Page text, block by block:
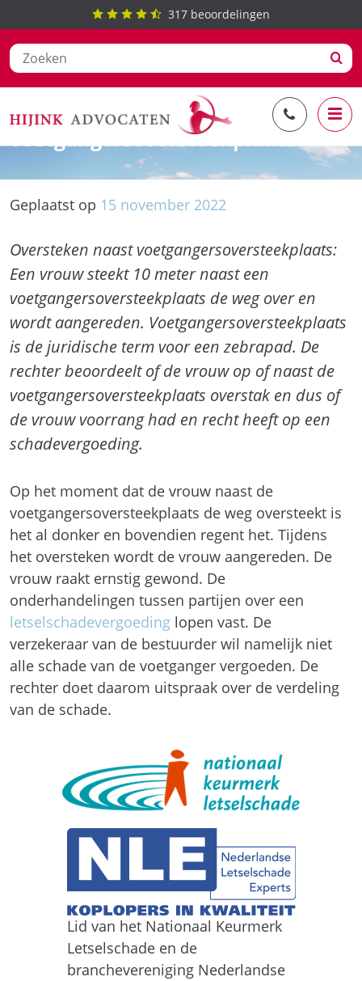
naar
de
317 beoordelingen
Oversteken naast
voetgangersoversteekplaats
Geplaatst op 15 november 2022
Oversteken naast voetgangersoversteekplaats:
Een vrouw steekt 10 meter naast een
voetgangersoversteekplaats de weg over en
wordt aangereden. Voetgangersoversteekplaats
is de juridische term voor een zebrapad. De
rechter beoordeelt of de vrouw op of naast de
voetgangersoversteekplaats overstak en dus of
de vrouw voorrang had en recht heeft op een
schadevergoeding.
Op het moment dat de vrouw naast de
voetgangersoversteekplaats de weg oversteekt is
het al donker en bovendien regent het. Tijdens
het oversteken wordt de vrouw aangereden. De
vrouw raakt ernstig gewond. De
onderhandelingen tussen partijen over een
letselschadevergoeding lopen vast. De
verzekeraar van de bestuurder wil namelijk niet
alle schade van de voetganger vergoeden. De
rechter doet daarom uitspraak over de verdeling
van de schade.
Lid van het Nationaal Keurmerk
Letselschade en de
branchevereniging Nederlandse